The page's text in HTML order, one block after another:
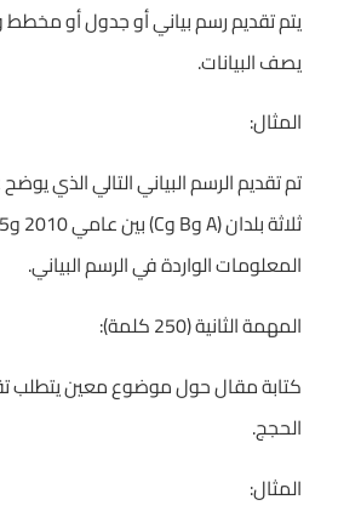
يتم تقديم رسم بياني أو جدول أو مخطط
يصف البيانات.
المثال:
تم تقديم الرسم البياني التالي الذي يوضح
المعلومات الواردة في الرسم البياني.
المهمة الثانية (250 كلمة):
كتابة مقال حول موضوع معين يتطلب
الحجج.
المثال: